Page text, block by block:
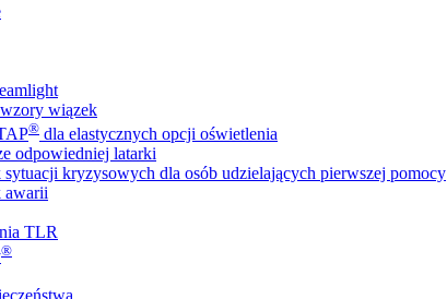
wiązek
® dla elastycznych opcji oświetlenia
odpowiedniej latarki
kryzysowych dla osób udzielających pierwszej pomocy
awarii
TLR
®